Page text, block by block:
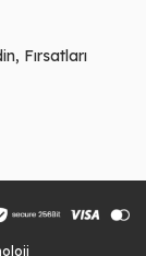
Fırsatları